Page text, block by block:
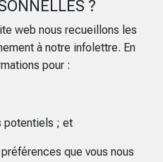
?
web nous recueillons les
à notre infolettre. En
pour :
potentiels ; et
que vous nous